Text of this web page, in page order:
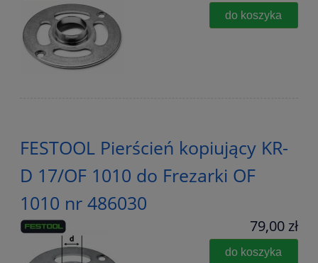
do koszyka
FESTOOL Pierścień kopiujący KR-
D 17/OF 1010 do Frezarki OF
1010 nr 486030
79,00 zł
do koszyka